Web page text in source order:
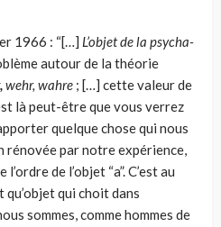
1966 : “[…] L’objet de la psycha­
autour de la théorie
wehr, wahre ; […] cette valeur de
là peut-être que vous verrez
quelque chose qui nous
rénovée par notre expérience,
de l’objet “a”. C’est au
qu’objet qui choit dans
sommes, comme hommes de